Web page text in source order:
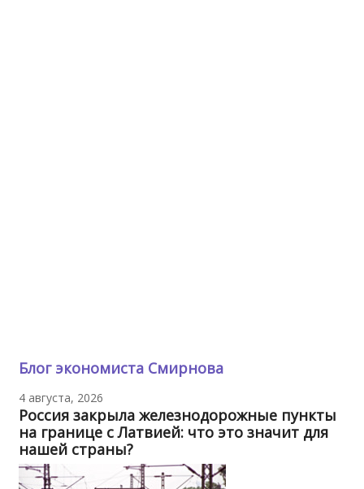
Блог экономиста Смирнова
4 августа, 2026
Россия закрыла железнодорожные пункты
на границе с Латвией: что это значит для
нашей страны?